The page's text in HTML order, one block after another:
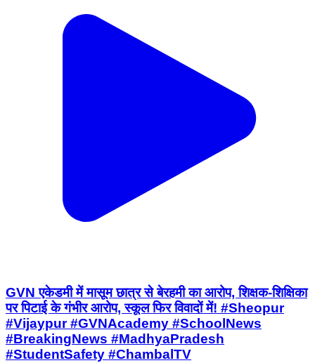
GVN एकेडमी में मासूम छात्र से बेरहमी का आरोप, शिक्षक-शिक्षिका
पर पिटाई के गंभीर आरोप, स्कूल फिर विवादों में! #Sheopur
#Vijaypur #GVNAcademy #SchoolNews
#BreakingNews #MadhyaPradesh
#StudentSafety #ChambalTV